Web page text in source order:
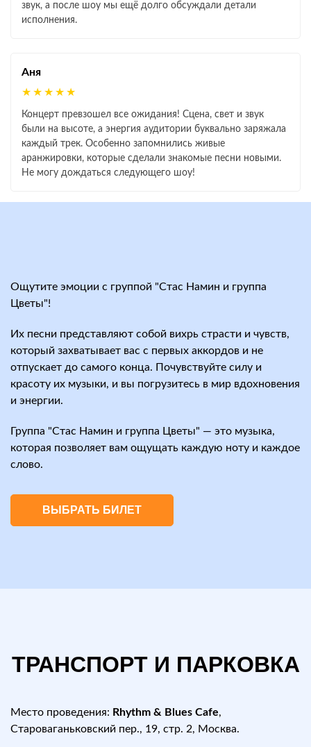
звук, а после шоу мы ещё долго обсуждали детали
исполнения.
Аня
★★★★★
Концерт превзошел все ожидания! Сцена, свет и звук
были на высоте, а энергия аудитории буквально заряжала
каждый трек. Особенно запомнились живые
аранжировки, которые сделали знакомые песни новыми.
Не могу дождаться следующего шоу!
Ощутите эмоции с группой "Стас Намин и группа
Цветы"!
Их песни представляют собой вихрь страсти и чувств,
который захватывает вас с первых аккордов и не
отпускает до самого конца. Почувствуйте силу и
красоту их музыки, и вы погрузитесь в мир вдохновения
и энергии.
Группа "Стас Намин и группа Цветы" — это музыка,
которая позволяет вам ощущать каждую ноту и каждое
слово.
ВЫБРАТЬ БИЛЕТ
ТРАНСПОРТ И ПАРКОВКА
Место проведения: Rhythm & Blues Cafe,
Староваганьковский пер., 19, стр. 2, Москва.